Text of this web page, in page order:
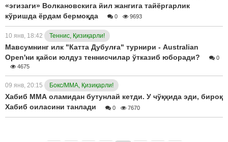
«эгизаги» Волкановскига йил жангига тайёргарлик
кўришда ёрдам бермоқда
0 9693
10 янв, 18:42 Теннис, Қизиқарли!
Мавсумнинг илк "Катта Дубулға" турнири - Australian
Open'ни қайси юлдуз теннисчилар ўтказиб юборади?
0
4675
09 янв, 20:15 Бокс/ММА, Қизиқарли!
Хабиб ММА оламидан бутунлай кетди. У чўққида эди, бироқ
Хабиб оиласини танлади
0 7670